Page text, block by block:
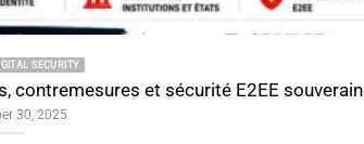
WhatsApp zero-click vulnerability and